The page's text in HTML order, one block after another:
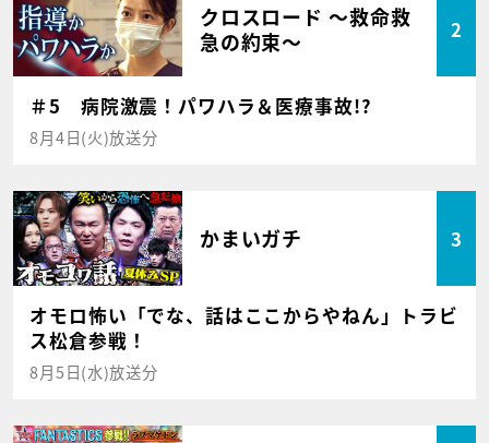
クロスロード ～救命救
急の約束～
2
＃5 病院激震！パワハラ＆医療事故!?
8月4日(火)放送分
かまいガチ 3
オモロ怖い「でな、話はここからやねん」トラビ
ス松倉参戦！
8月5日(水)放送分